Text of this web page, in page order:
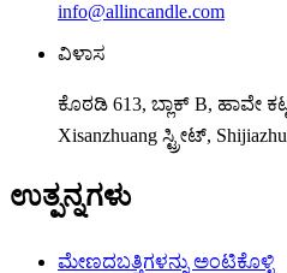
info@allincandle.com
ವಿಳಾಸ
ಕೊಠಡಿ 613, ಬ್ಲಾಕ್ B, ಹಾವೇ
Xisanzhuang ಸ್ಟ್ರೀಟ್,
ಉತ್ಪನ್ನಗಳು
ಮೇಣದಬತ್ತಿಗಳನ್ನು ಅಂಟಿಕೊಳ್ಳಿ